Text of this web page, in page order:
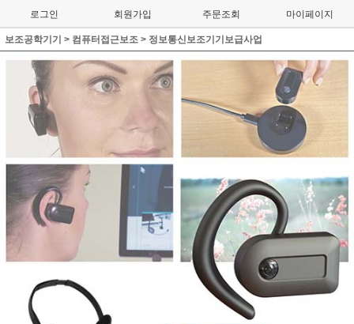
로그인 회원가입 주문조회 마이페이지
보조공학기기 > 컴퓨터접근보조 > 정보통신보조기기보급사업